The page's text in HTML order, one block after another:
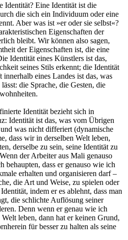
Identität? Eine Identität ist die
die sich ein Individuum oder eine
Aber was ist »er oder sie selbst«?
Eigenschaften der
bleibt. Wir können also sagen,
der Eigenschaften ist, die eine
Identität eines Künstlers ist das,
seines Stils erkennt; die Identität
eines Landes ist das, was
die Sprache, die Gesten, die
Identität bezieht sich in
Identität ist das, was vom Übrigen
was nicht differiert (dynamische
dass wir in derselben Welt leben,
derselbe zu sein, seine Identität zu
der Arbeiter aus Mali genauso
behaupten, dass er genauso wie ich
erhalten und organisieren darf –
die Art und Weise, zu spielen oder
indem er es ablehnt, dass man
die schlichte Auflösung seiner
Denn wenn er genau wie ich
leben, dann hat er keinen Grund,
für besser zu halten als seine